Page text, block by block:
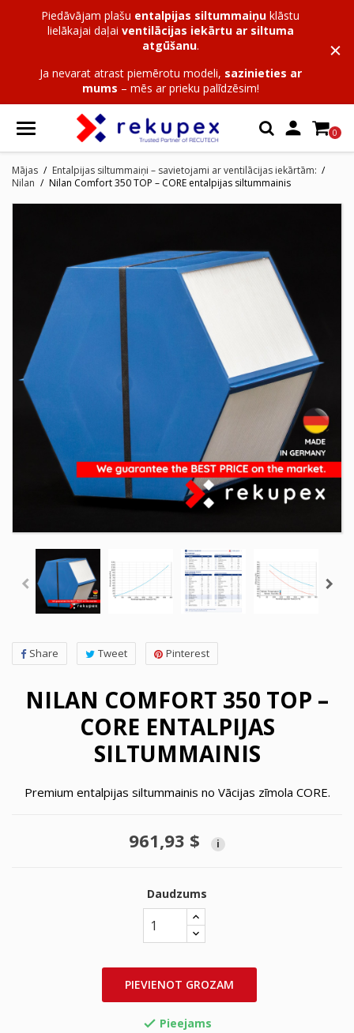
Piedāvājam plašu entalpijas siltummaiņu klāstu
lielākajai daļai ventilācijas iekārtu ar siltuma
atgūšanu.
Ja nevarat atrast piemērotu modeli, sazinieties ar
mums – mēs ar prieku palīdzēsim!
 0
Mājas
Entalpijas siltummaiņi – savietojami ar ventilācijas iekārtām:
Nilan
Nilan Comfort 350 TOP – CORE entalpijas siltummainis
Share Tweet Pinterest
NILAN COMFORT 350 TOP –
CORE ENTALPIJAS
SILTUMMAINIS
Premium entalpijas siltummainis no Vācijas zīmola CORE.
961,93 $ i
Daudzums
PIEVIENOT GROZAM
 Pieejams